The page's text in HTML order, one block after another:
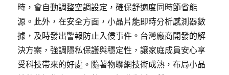
時，會自動調整空調設定，確保舒適度同時節省能
源。此外，在安全方面，小晶片能即時分析感測器數
據，及時發出警報防止入侵事件。台灣廠商開發的解
決方案，強調隱私保護與穩定性，讓家庭成員安心享
受科技帶來的好處。隨著物聯網技術成熟，布局小晶